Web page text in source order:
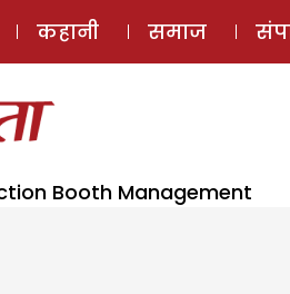
कहानी समाज
Booth Management